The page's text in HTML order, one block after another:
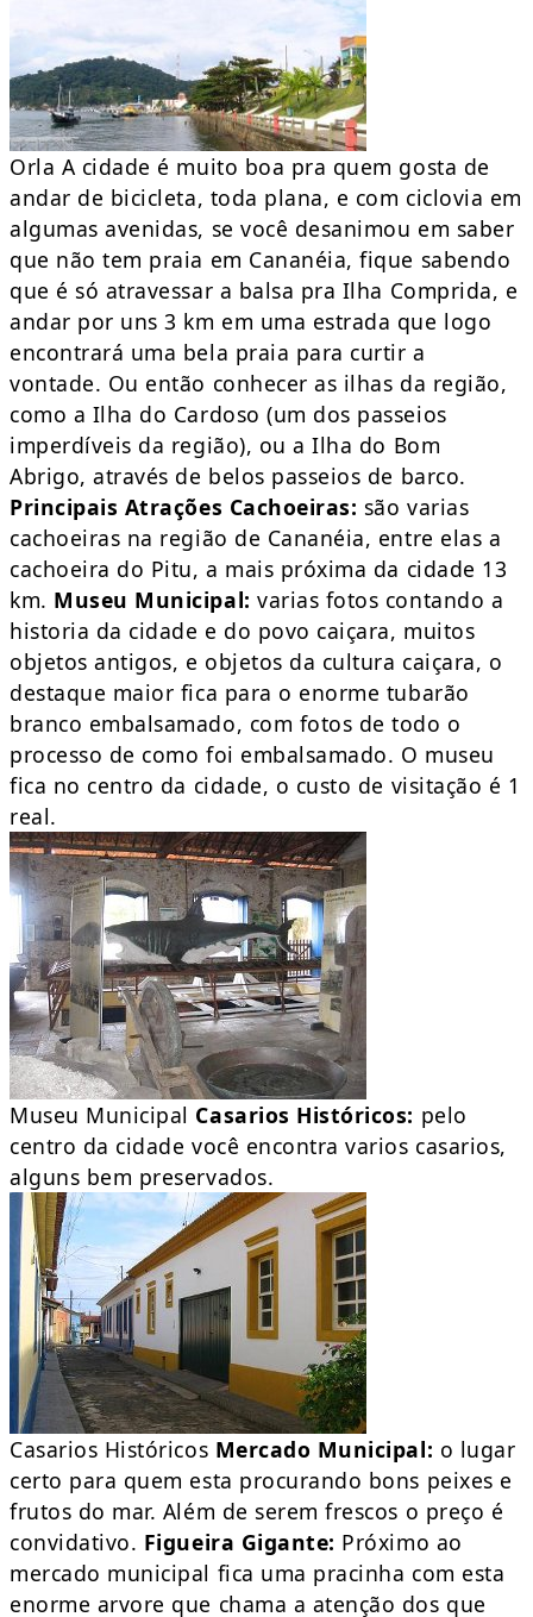
Orla A cidade é muito boa pra quem gosta de
andar de bicicleta, toda plana, e com ciclovia em
algumas avenidas, se você desanimou em saber
que não tem praia em Cananéia, fique sabendo
que é só atravessar a balsa pra Ilha Comprida, e
andar por uns 3 km em uma estrada que logo
encontrará uma bela praia para curtir a
vontade. Ou então conhecer as ilhas da região,
como a Ilha do Cardoso (um dos passeios
imperdíveis da região), ou a Ilha do Bom
Abrigo, através de belos passeios de barco.
Principais Atrações Cachoeiras: são varias
cachoeiras na região de Cananéia, entre elas a
cachoeira do Pitu, a mais próxima da cidade 13
km. Museu Municipal: varias fotos contando a
historia da cidade e do povo caiçara, muitos
objetos antigos, e objetos da cultura caiçara, o
destaque maior fica para o enorme tubarão
branco embalsamado, com fotos de todo o
processo de como foi embalsamado. O museu
fica no centro da cidade, o custo de visitação é 1
real.
Museu Municipal Casarios Históricos: pelo
centro da cidade você encontra varios casarios,
alguns bem preservados.
Casarios Históricos Mercado Municipal: o lugar
certo para quem esta procurando bons peixes e
frutos do mar. Além de serem frescos o preço é
convidativo. Figueira Gigante: Próximo ao
mercado municipal fica uma pracinha com esta
enorme arvore que chama a atenção dos que